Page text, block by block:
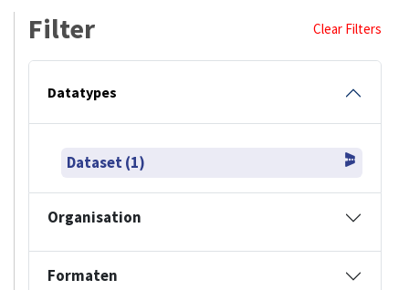
Filter Clear Filters
Datatypes
Dataset (1)
Organisation
Formaten